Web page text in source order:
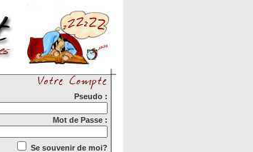
Pseudo :
Mot de Passe :
Se souvenir de moi?